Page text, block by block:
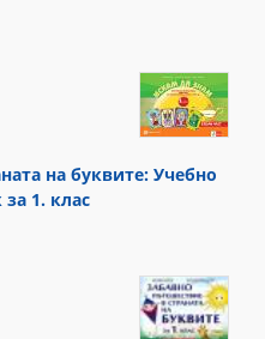
на буквите: Учебно
1. клас